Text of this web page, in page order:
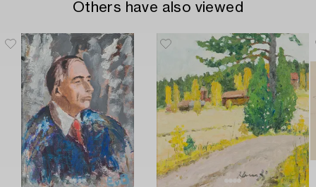
Others have also viewed